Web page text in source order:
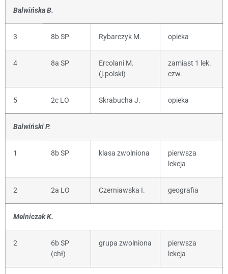
Balwińska B.
3 8b SP Rybarczyk M. opieka
4 8a SP
Ercolani M.
(j.polski)
zamiast 1 lek.
czw.
5 2c LO Skrabucha J. opieka
Balwiński P.
1 8b SP klasa zwolniona
pierwsza
lekcja
2 2a LO Czerniawska I. geografia
Melniczak K.
2
6b SP
(chł)
grupa zwolniona
pierwsza
lekcja